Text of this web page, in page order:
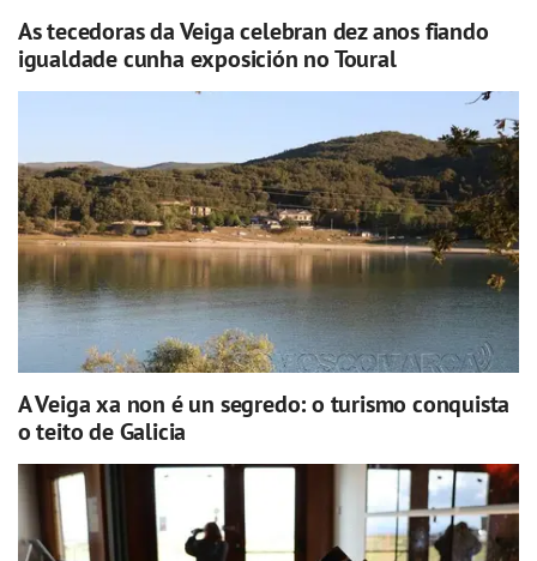
As tecedoras da Veiga celebran dez anos fiando
igualdade cunha exposición no Toural
A Veiga xa non é un segredo: o turismo conquista
o teito de Galicia